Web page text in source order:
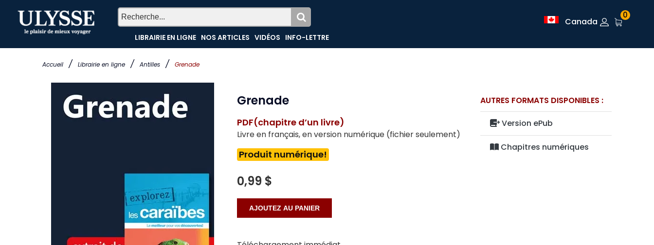
Accueil / Librairie en ligne / Antilles / Grenade
LIBRAIRIE EN LIGNE NOS ARTICLES VIDÉOS INFO-LETTRE
Canada
0
Grenade
PDF(chapitre d’un livre)
Livre en français, en version numérique (fichier seulement)
Produit numérique!
0,99 $
AUTRES FORMATS DISPONIBLES :
Version ePub
Chapitres numériques